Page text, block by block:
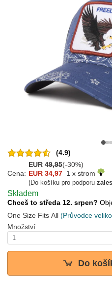
(4.9)
EUR 49,95(-30%)
Cena: EUR 34,97 1 x strom
(Do košíku pro podporu
Skladem
Chceš to středa 12. srpen?
One Size Fits All (Průvodce
Množství
Do